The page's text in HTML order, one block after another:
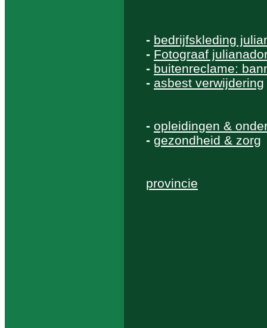
- bedrijfskleding
- Fotograaf
- buitenreclame:
- asbest verwijdering
- opleidingen &
- gezondheid & zorg
provincie